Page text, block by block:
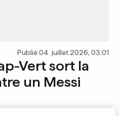
Publié 04. juillet 2026, 03:01
Vert sort la
un Messi